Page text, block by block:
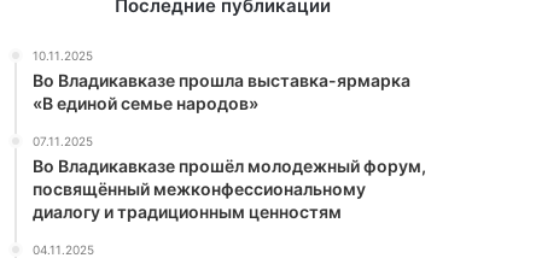
Последние публикации
10.11.2025
Во Владикавказе прошла выставка-ярмарка
«В единой семье народов»
07.11.2025
Во Владикавказе прошёл молодежный форум,
посвящённый межконфессиональному
диалогу и традиционным ценностям
04.11.2025